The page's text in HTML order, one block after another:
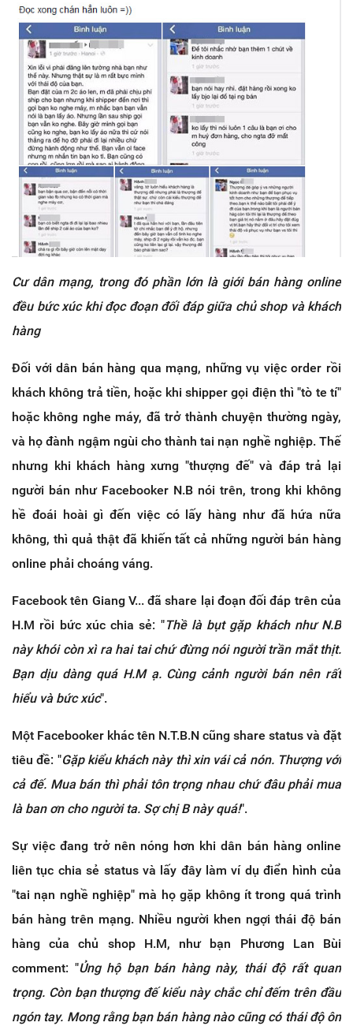
Cư dân mạng, trong đó phần lớn là giới bán hàng online
đều bức xúc khi đọc đoạn đối đáp giữa chủ shop và khách
hàng
Đối với dân bán hàng qua mạng, những vụ việc order rồi
khách không trả tiền, hoặc khi shipper gọi điện thì "tò te tí"
hoặc không nghe máy, đã trở thành chuyện thường ngày,
và họ đành ngậm ngùi cho thành tai nạn nghề nghiệp. Thế
nhưng khi khách hàng xưng "thượng đế" và đáp trả lại
người bán như Facebooker N.B nói trên, trong khi không
hề đoái hoài gì đến việc có lấy hàng như đã hứa nữa
không, thì quả thật đã khiến tất cả những người bán hàng
online phải choáng váng.
Facebook tên Giang V... đã share lại đoạn đối đáp trên của
H.M rồi bức xúc chia sẻ: "Thề là bụt gặp khách như N.B
này khói còn xì ra hai tai chứ đừng nói người trần mắt thịt.
Bạn dịu dàng quá H.M ạ. Cùng cảnh người bán nên rất
hiểu và bức xúc".
Một Facebooker khác tên N.T.B.N cũng share status và đặt
tiêu đề: "Gặp kiểu khách này thì xin vái cả nón. Thượng với
cả đế. Mua bán thì phải tôn trọng nhau chứ đâu phải mua
là ban ơn cho người ta. Sợ chị B này quá!".
Sự việc đang trở nên nóng hơn khi dân bán hàng online
liên tục chia sẻ status và lấy đây làm ví dụ điển hình của
"tai nạn nghề nghiệp" mà họ gặp không ít trong quá trình
bán hàng trên mạng. Nhiều người khen ngợi thái độ bán
hàng của chủ shop H.M, như bạn Phương Lan Bùi
comment: "Ủng hộ bạn bán hàng này, thái độ rất quan
trọng. Còn bạn thượng đế kiểu này chắc chỉ đếm trên đầu
ngón tay. Mong rằng bạn bán hàng nào cũng có thái độ ôn